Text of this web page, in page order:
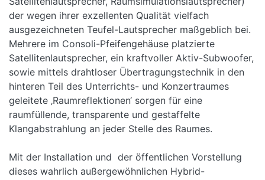
der wegen ihrer exzellenten Qualität vielfach
ausgezeichneten Teufel-Lautsprecher maßgeblich bei.
Mehrere im Consoli-Pfeifengehäuse platzierte
Satellitenlautsprecher, ein kraftvoller Aktiv-Subwoofer,
sowie mittels drahtloser Übertragungstechnik in den
hinteren Teil des Unterrichts- und Konzertraumes
geleitete ‚Raumreflektionen‘ sorgen für eine
raumfüllende, transparente und gestaffelte
Klangabstrahlung an jeder Stelle des Raumes.
Mit der Installation und der öffentlichen Vorstellung
dieses wahrlich außergewöhnlichen Hybrid-